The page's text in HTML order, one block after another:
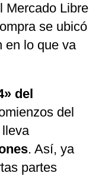
Mercado Libre
se ubicó
en lo que va
del
del
. Así, ya
partes